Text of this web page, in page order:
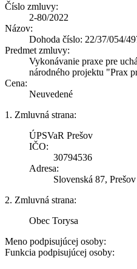
Číslo zmluvy:
2-80/2022
Názov:
Dohoda číslo: 22/37/054/
Predmet zmluvy:
Vykonávanie praxe pre
národného projektu "Prax
Cena:
Neuvedené
1. Zmluvná strana:
ÚPSVaR Prešov
IČO:
30794536
Adresa:
Slovenská 87, Prešov
2. Zmluvná strana:
Obec Torysa
Meno podpisujúcej osoby:
Funkcia podpisujúcej osoby: